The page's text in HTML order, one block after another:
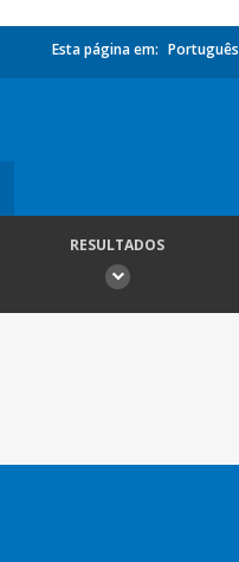
Esta página em: Português
RESULTADOS